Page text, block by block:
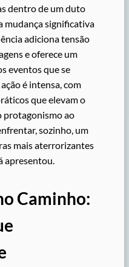
dentro de um duto
mudança significativa
adiciona tensão
e oferece um
eventos que se
é intensa, com
que elevam o
protagonismo ao
sozinho, um
mais aterrorizantes
apresentou.
Caminho: